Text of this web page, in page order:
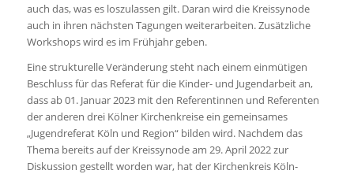
auch das, was es loszulassen gilt. Daran wird die Kreissynode
auch in ihren nächsten Tagungen weiterarbeiten. Zusätzliche
Workshops wird es im Frühjahr geben.
Eine strukturelle Veränderung steht nach einem einmütigen
Beschluss für das Referat für die Kinder- und Jugendarbeit an,
dass ab 01. Januar 2023 mit den Referentinnen und Referenten
der anderen drei Kölner Kirchenkreise ein gemeinsames
„Jugendreferat Köln und Region“ bilden wird. Nachdem das
Thema bereits auf der Kreissynode am 29. April 2022 zur
Diskussion gestellt worden war, hat der Kirchenkreis Köln-